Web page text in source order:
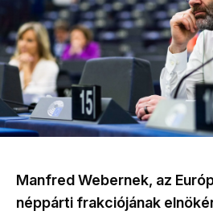
Manfred Webernek, az
néppárti frakciójának